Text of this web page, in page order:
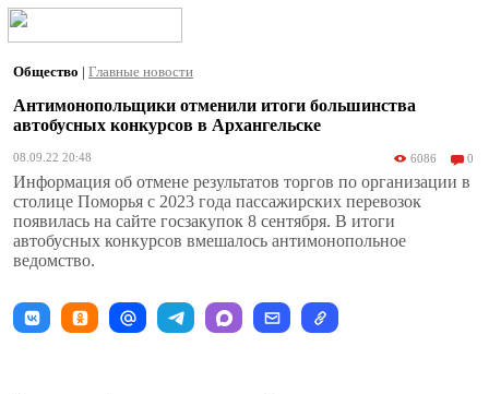
Общество | Главные новости
Антимонопольщики отменили итоги большинства
автобусных конкурсов в Архангельске
08.09.22 20:48 6086 0
Информация об отмене результатов торгов по организации в
столице Поморья с 2023 года пассажирских перевозок
появилась на сайте госзакупок 8 сентября. В итоги
автобусных конкурсов вмешалось антимонопольное
ведомство.